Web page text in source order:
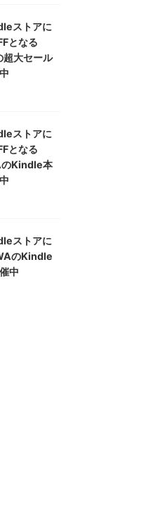
ストアに
となる
超大セール
ストアに
となる
のKindle本
ストアに
のKindle
中